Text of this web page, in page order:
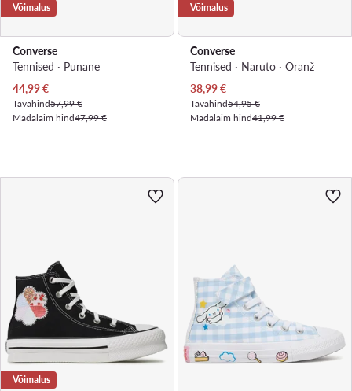
Võimalus
Converse
Tennised · Punane
Praegune hind
44,99€
Tavahind57,99 €
Madalaim hind47,99 €
Võimalus
Converse
Tennised · Naruto · Oranž
Praegune hind
38,99€
Tavahind54,95 €
Madalaim hind41,99 €
Võimalus